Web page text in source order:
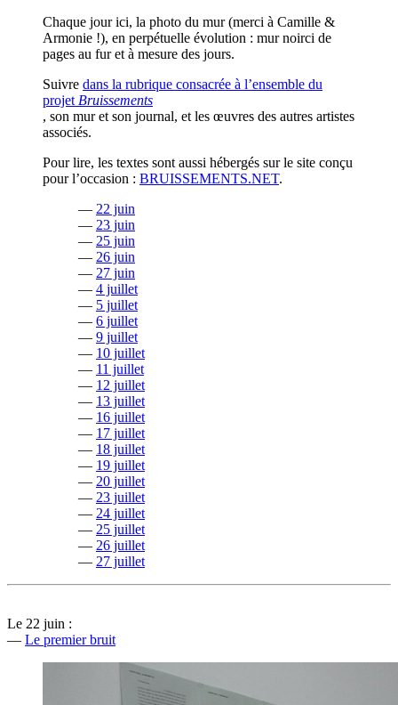
Chaque jour ici, la photo du mur (merci à Camille &
Armonie !), en perpétuelle évolution : mur noirci de
pages au fur et à mesure des jours.
Suivre dans la rubrique consacrée à l’ensemble du
projet Bruissements
, son mur et son journal, et les œuvres des autres artistes
associés.
Pour lire, les textes sont aussi hébergés sur le site conçu
pour l’occasion : BRUISSEMENTS.NET.
— 22 juin
— 23 juin
— 25 juin
— 26 juin
— 27 juin
— 4 juillet
— 5 juillet
— 6 juillet
— 9 juillet
— 10 juillet
— 11 juillet
— 12 juillet
— 13 juillet
— 16 juillet
— 17 juillet
— 18 juillet
— 19 juillet
— 20 juillet
— 23 juillet
— 24 juillet
— 25 juillet
— 26 juillet
— 27 juillet
Le 22 juin :
— Le premier bruit